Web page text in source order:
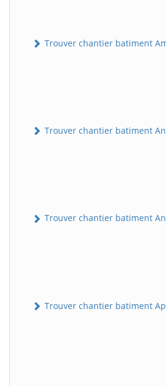
Trouver chantier batiment
Trouver chantier batiment
Trouver chantier batiment
Trouver chantier batiment